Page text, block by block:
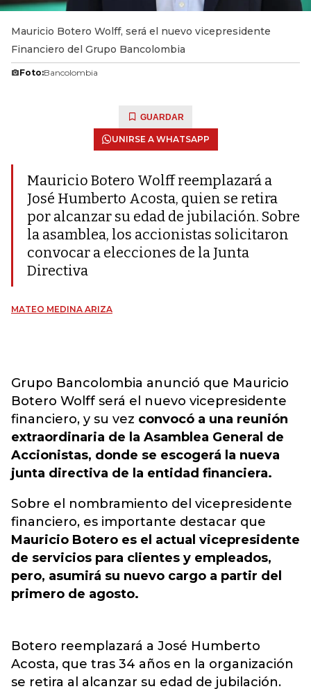
Mauricio Botero Wolff, será el nuevo vicepresidente
Financiero del Grupo Bancolombia
Foto:Bancolombia
GUARDAR
UNIRSE A WHATSAPP
Mauricio Botero Wolff reemplazará a
José Humberto Acosta, quien se retira
por alcanzar su edad de jubilación. Sobre
la asamblea, los accionistas solicitaron
convocar a elecciones de la Junta
Directiva
MATEO MEDINA ARIZA
Grupo Bancolombia anunció que Mauricio
Botero Wolff será el nuevo vicepresidente
financiero, y su vez convocó a una reunión
extraordinaria de la Asamblea General de
Accionistas, donde se escogerá la nueva
junta directiva de la entidad financiera.
Sobre el nombramiento del vicepresidente
financiero, es importante destacar que
Mauricio Botero es el actual vicepresidente
de servicios para clientes y empleados,
pero, asumirá su nuevo cargo a partir del
primero de agosto.
Botero reemplazará a José Humberto
Acosta, que tras 34 años en la organización
se retira al alcanzar su edad de jubilación.